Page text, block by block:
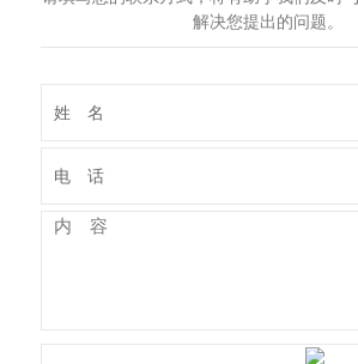
解决您提出的问题。